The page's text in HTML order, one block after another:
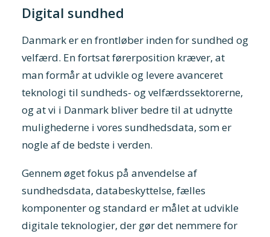
Digital sundhed
Danmark er en frontløber inden for sundhed og
velfærd. En fortsat førerposition kræver, at
man formår at udvikle og levere avanceret
teknologi til sundheds- og velfærdssektorerne,
og at vi i Danmark bliver bedre til at udnytte
mulighederne i vores sundhedsdata, som er
nogle af de bedste i verden.
Gennem øget fokus på anvendelse af
sundhedsdata, databeskyttelse, fælles
komponenter og standard er målet at udvikle
digitale teknologier, der gør det nemmere for